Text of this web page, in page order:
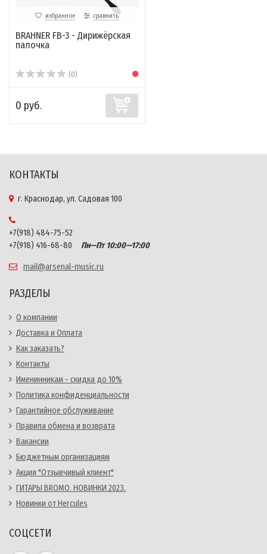
избранное сравнить
BRAHNER FB-3 - Дирижёрская
палочка
(0)
0 руб.
КОНТАКТЫ
г. Краснодар, ул. Садовая 100
+7(918) 484-75-52
+7(918) 416-68-80
Пн—Пт 10:00—17:00
mail@arsenal-music.ru
РАЗДЕЛЫ
О компании
Доставка и Оплата
Как заказать?
Контакты
Именинникам - скидка до 10%
Политика конфиденциальности
Гарантийное обслуживание
Правила обмена и возврата
Вакансии
Бюджетным организациям
Акция "Отзывчивый клиент"
ГИТАРЫ BROMO. НОВИНКИ 2023.
Новинки от Hercules
СОЦСЕТИ